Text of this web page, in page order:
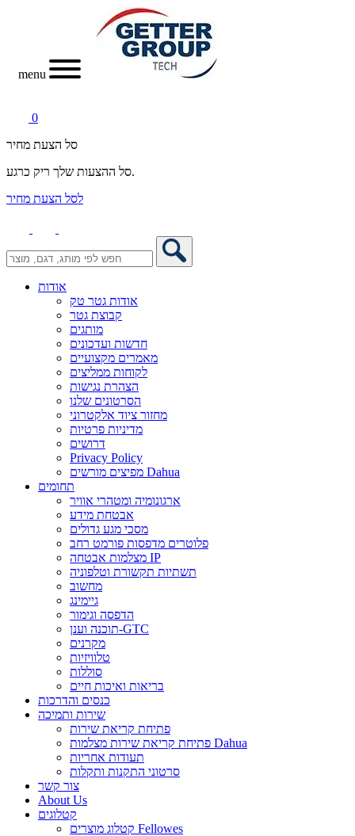
menu
0
סל הצעת מחיר
סל ההצעות שלך ריק כרגע.
לסל הצעת מחיר
אודות
אודות גטר טק
קבוצת גטר
מותגים
חדשות ועדכונים
מאמרים מקצועיים
לקוחות ממליצים
הצהרת נגישות
הסרטונים שלנו
מחזור ציוד אלקטרוני
מדיניות פרטיות
דרושים
Privacy Policy
מפיצים מורשים Dahua
תחומים
ארגונומיה ומטהרי אוויר
אבטחת מידע
מסכי מגע גדולים
פלוטרים מדפסות פורמט רחב
מצלמות אבטחה IP
תשתיות תקשורת וטלפוניה
מחשוב
גיימינג
הדפסה וגימור
תוכנה וענן-GTC
מקרנים
טלוויזיות
סוללות
בריאות ואיכות חיים
כנסים והדרכות
שירות ותמיכה
פתיחת קריאת שירות
פתיחת קריאת שירות מצלמות Dahua
תעודות אחריות
סרטוני התקנות ותקלות
צור קשר
About Us
קטלוגים
קטלוג מוצרים Fellowes